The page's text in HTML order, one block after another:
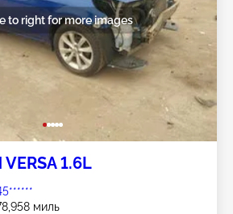
to right for more images
1.6L
миль